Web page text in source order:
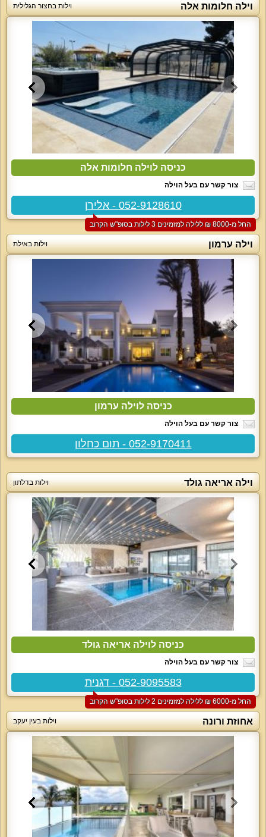
וילה חלומות אלה וילות בחצור הגלילית
כניסה לוילה חלומות אלה
צור קשר עם בעל הוילה
052-9128610 - אלירן
החל מ-‏8000 ₪ ללילה למזמינים 3 לילות בסופ"ש הקרוב
וילה ערמון וילות באילת
כניסה לוילה ערמון
צור קשר עם בעל הוילה
052-9170411 - תום כחלון
וילה אריאה גולד וילות בדלתון
כניסה לוילה אריאה גולד
צור קשר עם בעל הוילה
052-9095583 - דגנית
החל מ-‏6000 ₪ ללילה למזמינים 2 לילות בסופ"ש הקרוב
אחוזת ורונה וילות בעין יעקב